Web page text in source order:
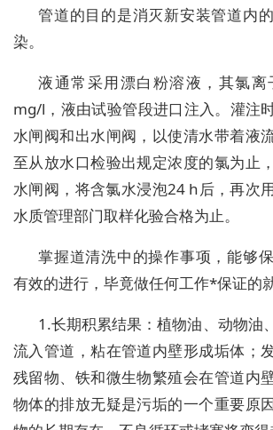
管道的目的是消灭新安装管道内
染。
液通常采用漂白粉溶液，其氯离
mg/l，液由试验管段进口注入。灌注
水闸阀和出水闸阀，以使清水带着液
至从放水口检验出规定浓度的氯为止
水闸阀，将含氯水浸泡24 h后，再次
水质管理部门取样化验合格为止。
掌握道清洗中的操作事项，能够
有效的进行，毕竟做任何工作*保证的
1.长期积累结果：植物油、动物油
流入管道，粘在管道内壁形成垢体；
残留物、铁和微生物繁殖会在管道内
物体的排放无疑是污垢的一个重要原